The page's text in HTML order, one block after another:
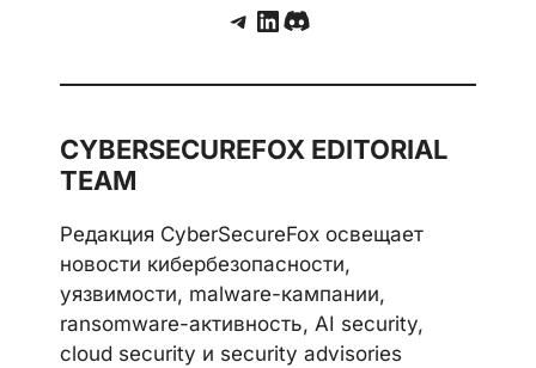
Telegram
LinkedIn
Discord
CYBERSECUREFOX EDITORIAL
TEAM
Редакция CyberSecureFox освещает
новости кибербезопасности,
уязвимости, malware-кампании,
ransomware-активность, AI security,
cloud security и security advisories